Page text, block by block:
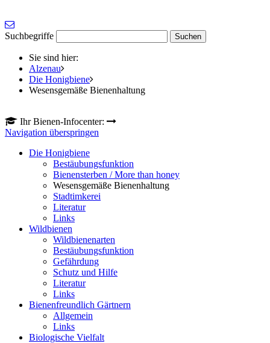
Suchbegriffe
Sie sind hier:
Alzenau
Die Honigbiene
Wesensgemäße Bienenhaltung
Ihr Bienen-Infocenter:
Navigation überspringen
Die Honigbiene
Bestäubungsfunktion
Bienensterben / More than honey
Wesensgemäße Bienenhaltung
Stadtimkerei
Literatur
Links
Wildbienen
Wildbienenarten
Bestäubungsfunktion
Gefährdung
Schutz und Hilfe
Literatur
Links
Bienenfreundlich Gärtnern
Allgemein
Links
Biologische Vielfalt